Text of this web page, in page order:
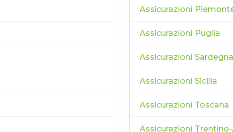
Assicurazioni
Assicurazioni Puglia
Assicurazioni Sardegna
Assicurazioni Sicilia
Assicurazioni Toscana
Assicurazioni